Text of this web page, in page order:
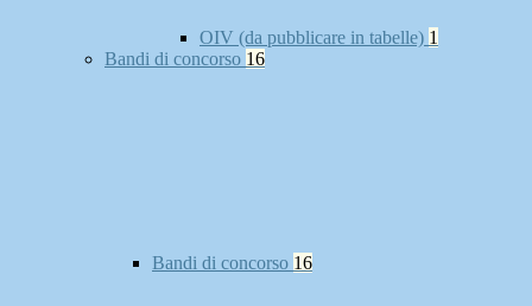
OIV (da pubblicare in tabelle) 1
Bandi di concorso 16
Bandi di concorso 16